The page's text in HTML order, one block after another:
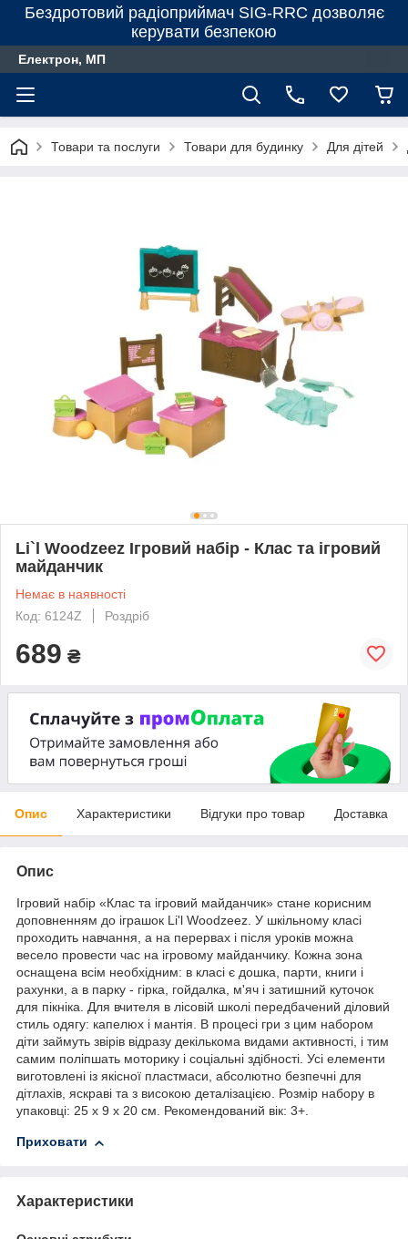
Бездротовий радіоприймач SIG-RRC дозволяє
керувати безпекою
Електрон, МП
Товари та послуги Товари для будинку Для дiтей
Li`l Woodzeez Ігровий набір - Клас та ігровий
майданчик
Немає в наявності
Код: 6124Z
Роздріб
689 ₴
Опис Характеристики Відгуки про товар Доставка
Опис
Ігровий набір «Клас та ігровий майданчик» стане корисним
доповненням до іграшок Li'l Woodzeez. У шкільному класі
проходить навчання, а на перервах і після уроків можна
весело провести час на ігровому майданчику. Кожна зона
оснащена всім необхідним: в класі є дошка, парти, книги і
рахунки, а в парку - гірка, гойдалка, м'яч і затишний куточок
для пікніка. Для вчителя в лісовій школі передбачений діловий
стиль одягу: капелюх і мантія. В процесі гри з цим набором
діти займуть звірів відразу декількома видами активності, і тим
самим поліпшать моторику і соціальні здібності. Усі елементи
виготовлені із якісної пластмаси, абсолютно безпечні для
дітлахів, яскраві та з високою деталізацією. Розмір набору в
упаковці: 25 х 9 х 20 см. Рекомендований вік: 3+.
Приховати
Характеристики